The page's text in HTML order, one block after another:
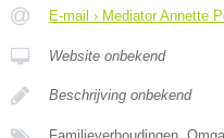
E-mail › Mediator Annette
Website onbekend
Beschrijving onbekend